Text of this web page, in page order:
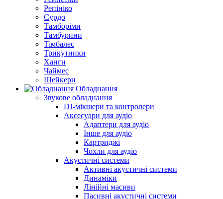
Репініко
Сурдо
Тамборіми
Тамбурини
Тімбалес
Трикутники
Ханги
Чаймес
Шейкери
Обладнання
Звукове обладнання
DJ-мікшери та контролери
Аксесуари для аудіо
Адаптери для аудіо
Інше для аудіо
Картриджі
Чохли для аудіо
Акустичні системи
Активні акустичні системи
Динаміки
Лінійні масиви
Пасивні акустичні системи